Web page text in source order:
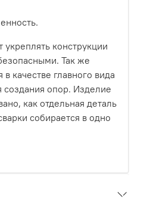
конструкции
Так же
качестве главного вида
создания опор. Изделие
как отдельная деталь
собирается в одно